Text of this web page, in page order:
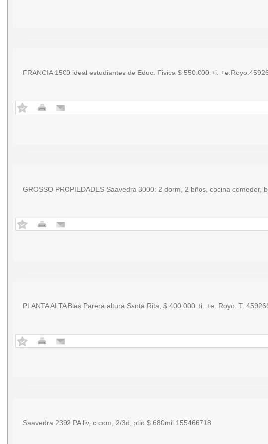
FRANCIA 1500 ideal estudiantes de Educ. Fisica $ 550.000 +i.
GROSSO PROPIEDADES Saavedra 3000: 2 dorm, 2 bños, cocina comedor,
PLANTA ALTA Blas Parera altura Santa Rita, $ 400.000 +i. +e. Royo. T.
Saavedra 2392 PA liv, c com, 2/3d, ptio $ 680mil 155466718